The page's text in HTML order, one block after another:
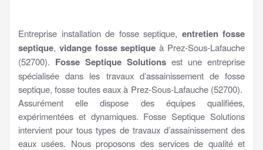
Entreprise installation de fosse septique, entretien fosse
septique, vidange fosse septique à Prez-Sous-Lafauche
(52700). Fosse Septique Solutions est une entreprise
spécialisée dans les travaux d’assainissement de fosse
septique, fosse toutes eaux à Prez-Sous-Lafauche (52700).
Assurément elle dispose des équipes qualifiées,
expérimentées et dynamiques. Fosse Septique Solutions
intervient pour tous types de travaux d’assainissement des
eaux usées. Nous proposons des services de qualité et